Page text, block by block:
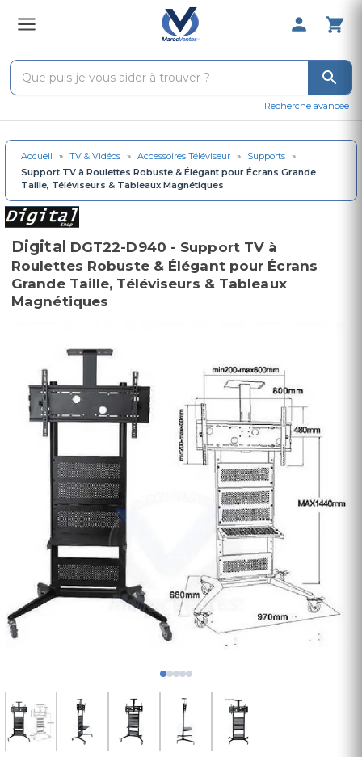
0 Produit
Recherche avancée
Accueil » TV & Vidéos » Accessoires Téléviseur » Supports »
Support TV à Roulettes Robuste & Élégant pour Écrans Grande
Taille, Téléviseurs & Tableaux Magnétiques
Digital DGT22-D940 - Support TV à
Roulettes Robuste & Élégant pour Écrans
Grande Taille, Téléviseurs & Tableaux
Magnétiques